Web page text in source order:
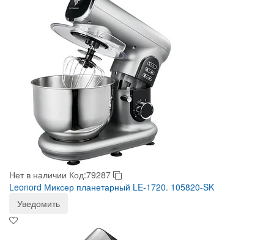
Нет в наличии Код:79287
Leonord Миксер планетарный LE-1720. 105820-SK
Уведомить